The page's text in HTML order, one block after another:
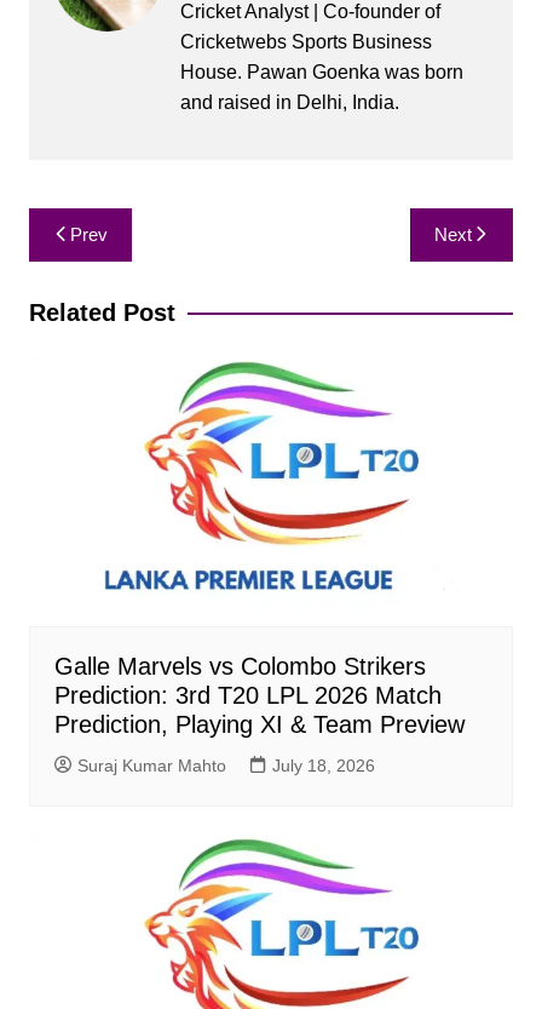
Cricket Analyst | Co-founder of
Cricketwebs Sports Business
House. Pawan Goenka was born
and raised in Delhi, India.
Post
navigation
Prev Next
Related Post
Galle Marvels vs Colombo Strikers
Prediction: 3rd T20 LPL 2026 Match
Prediction, Playing XI & Team Preview
Suraj Kumar Mahto July 18, 2026